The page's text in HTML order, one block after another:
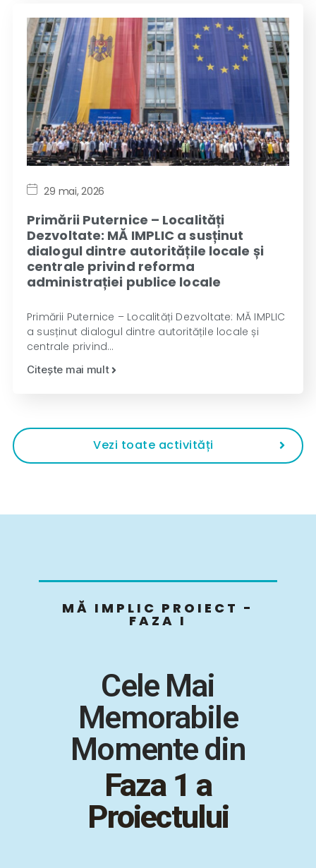
29 mai, 2026
Primării Puternice – Localități
Dezvoltate: MĂ IMPLIC a susținut
dialogul dintre autoritățile locale și
centrale privind reforma
administrației publice locale
Primării Puternice – Localități Dezvoltate: MĂ IMPLIC
a susținut dialogul dintre autoritățile locale și
centrale privind…
Citește mai mult
Vezi toate activități
MĂ IMPLIC PROIECT -
FAZA I
Cele Mai
Memorabile
Momente din
Faza 1 a
Proiectului